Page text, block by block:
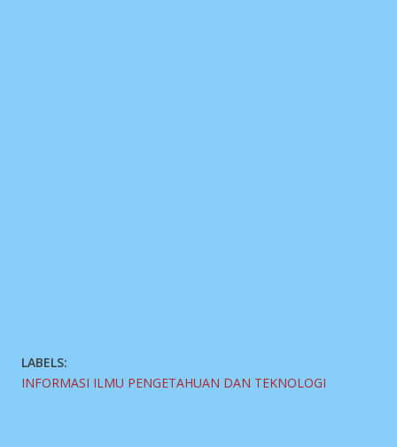
LABELS:
INFORMASI ILMU PENGETAHUAN DAN TEKNOLOGI